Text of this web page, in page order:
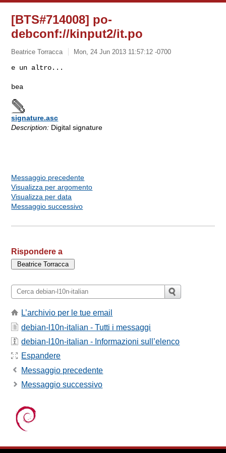
[BTS#714008] po-
debconf://kinput2/it.po
Beatrice Torracca Mon, 24 Jun 2013 11:57:12 -0700
e un altro...
signature.asc
Description: Digital signature
Messaggio precedente
Visualizza per argomento
Visualizza per data
Messaggio successivo
Rispondere a
L’archivio per le tue email
debian-l10n-italian - Tutti i messaggi
debian-l10n-italian - Informazioni sull’elenco
Espandere
Messaggio precedente
Messaggio successivo